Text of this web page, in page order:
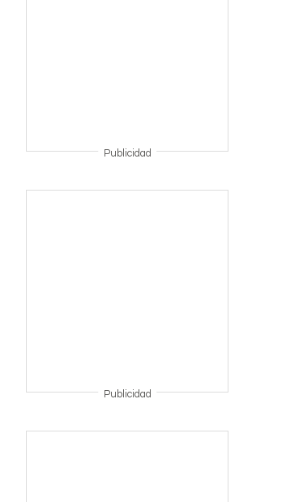
Publicidad
Publicidad